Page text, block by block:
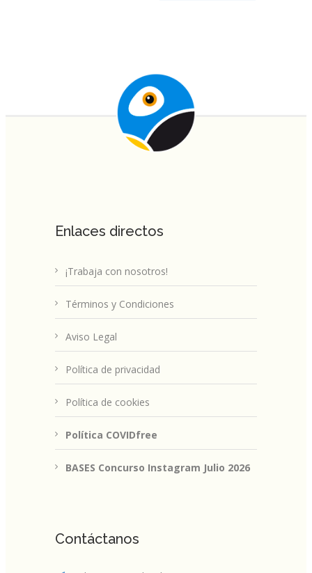
Enlaces directos
¡Trabaja con nosotros!
Términos y Condiciones
Aviso Legal
Política de privacidad
Política de cookies
Política COVIDfree
BASES Concurso Instagram Julio 2026
Contáctanos